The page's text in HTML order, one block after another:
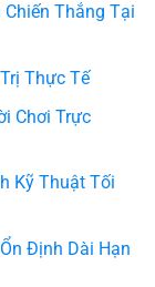
Thắng Tại
Thực Tế
Chơi Trực
Kỹ Thuật Tối
Định Dài Hạn